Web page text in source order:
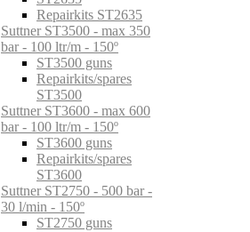
Repairkits ST2635
Suttner ST3500 - max 350
bar - 100 ltr/m - 150º
ST3500 guns
Repairkits/spares
ST3500
Suttner ST3600 - max 600
bar - 100 ltr/m - 150º
ST3600 guns
Repairkits/spares
ST3600
Suttner ST2750 - 500 bar -
30 l/min - 150º
ST2750 guns